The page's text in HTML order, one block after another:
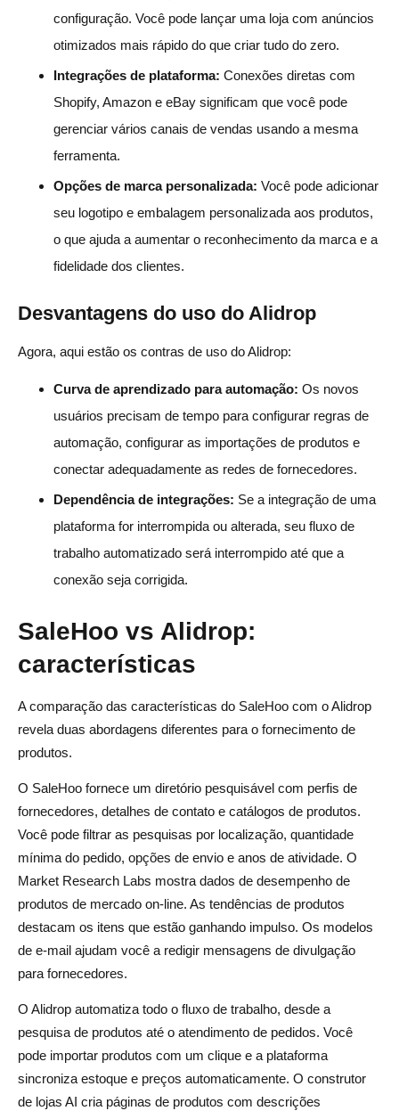
configuração. Você pode lançar uma loja com anúncios
otimizados mais rápido do que criar tudo do zero.
Integrações de plataforma: Conexões diretas com
Shopify, Amazon e eBay significam que você pode
gerenciar vários canais de vendas usando a mesma
ferramenta.
Opções de marca personalizada: Você pode adicionar
seu logotipo e embalagem personalizada aos produtos,
o que ajuda a aumentar o reconhecimento da marca e a
fidelidade dos clientes.
Desvantagens do uso do Alidrop
Agora, aqui estão os contras de uso do Alidrop:
Curva de aprendizado para automação: Os novos
usuários precisam de tempo para configurar regras de
automação, configurar as importações de produtos e
conectar adequadamente as redes de fornecedores.
Dependência de integrações: Se a integração de uma
plataforma for interrompida ou alterada, seu fluxo de
trabalho automatizado será interrompido até que a
conexão seja corrigida.
SaleHoo vs Alidrop:
características
A comparação das características do SaleHoo com o Alidrop
revela duas abordagens diferentes para o fornecimento de
produtos.
O SaleHoo fornece um diretório pesquisável com perfis de
fornecedores, detalhes de contato e catálogos de produtos.
Você pode filtrar as pesquisas por localização, quantidade
mínima do pedido, opções de envio e anos de atividade. O
Market Research Labs mostra dados de desempenho de
produtos de mercado on-line. As tendências de produtos
destacam os itens que estão ganhando impulso. Os modelos
de e-mail ajudam você a redigir mensagens de divulgação
para fornecedores.
O Alidrop automatiza todo o fluxo de trabalho, desde a
pesquisa de produtos até o atendimento de pedidos. Você
pode importar produtos com um clique e a plataforma
sincroniza estoque e preços automaticamente. O construtor
de lojas AI cria páginas de produtos com descrições